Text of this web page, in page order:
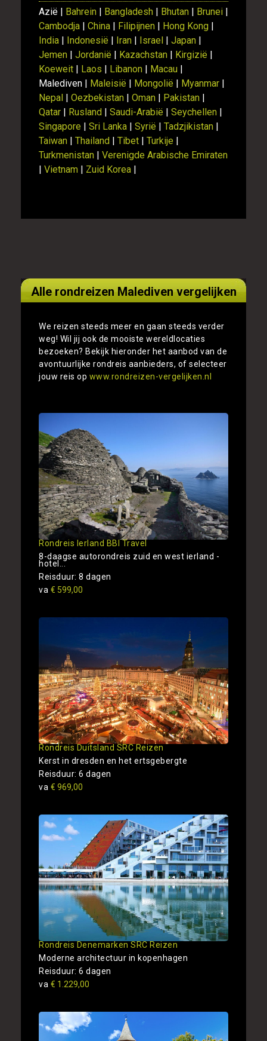
Azië | Bahrein | Bangladesh | Bhutan | Brunei |
Cambodja | China | Filipijnen | Hong Kong |
India | Indonesië | Iran | Israel | Japan |
Jemen | Jordanië | Kazachstan | Kirgizië |
Koeweit | Laos | Libanon | Macau |
Malediven | Maleisië | Mongolië | Myanmar |
Nepal | Oezbekistan | Oman | Pakistan |
Qatar | Rusland | Saudi-Arabië | Seychellen |
Singapore | Sri Lanka | Syrië | Tadzjikistan |
Taiwan | Thailand | Tibet | Turkije |
Turkmenistan | Verenigde Arabische Emiraten
| Vietnam | Zuid Korea |
Alle rondreizen Malediven vergelijken
We reizen steeds meer en gaan steeds verder
weg! Wil jij ook de mooiste wereldlocaties
bezoeken? Bekijk hieronder het aanbod van de
avontuurlijke rondreis aanbieders, of selecteer
jouw reis op www.rondreizen-vergelijken.nl
Rondreis Ierland BBI Travel
8-daagse autorondreis zuid en west ierland -
hotel...
Reisduur: 8 dagen
va € 599,00
Rondreis Duitsland SRC Reizen
Kerst in dresden en het ertsgebergte
Reisduur: 6 dagen
va € 969,00
Rondreis Denemarken SRC Reizen
Moderne architectuur in kopenhagen
Reisduur: 6 dagen
va € 1.229,00